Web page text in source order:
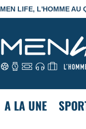
MEN LIFE, L'HOMME AU
A LA UNE